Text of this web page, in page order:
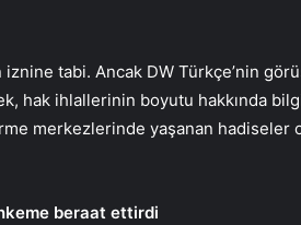
iznine tabi. Ancak DW Türkçe’nin
hak ihlallerinin boyutu hakkında
merkezlerinde yaşanan hadiseler
beraat ettirdi